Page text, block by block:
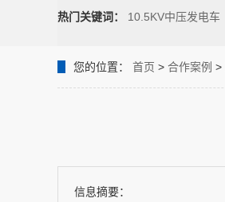
热门关键词： 10.5KV中压发电车
您的位置： 首页 > 合作案例 >
信息摘要：